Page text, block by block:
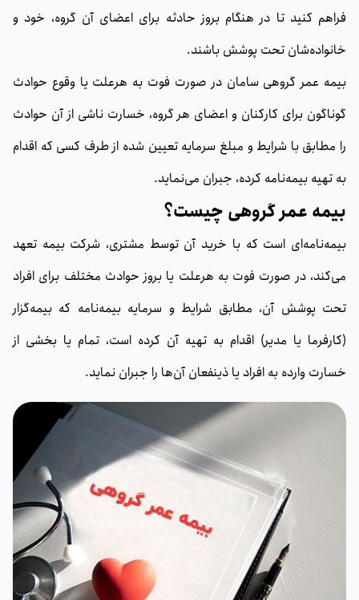
فراهم کنید تا در هنگام بروز حادثه برای اعضای آن گروه،‌ خود و
خانواده‌شان تحت پوشش باشند.
بیمه عمر گروهی سامان در صورت فوت به هرعلت یا وقوع حوادث
گوناگون برای کارکنان و اعضای هر گروه، خسارت ناشی از آن حوادث
را مطابق با شرایط و مبلغ سرمایه تعیین شده از طرف ‌کسی که اقدام
به تهیه بیمه‌نامه کرده، جبران می‌نماید.
بیمه عمر گروهی چیست؟
بیمه‌نامه‌ای است که با خرید آن توسط مشتری، شرکت بیمه تعهد
می‌کند، در صورت فوت به هرعلت یا بروز حوادث مختلف برای افراد
تحت پوشش آن، مطابق شرایط و سرمایه‌ بیمه‌نامه که بیمه‌گزار
(کارفرما یا مدیر) اقدام به تهیه آن کرده است،‌ تمام یا بخشی از
خسارت وارده به افراد یا ذینفعان آن‌ها را جبران نماید.